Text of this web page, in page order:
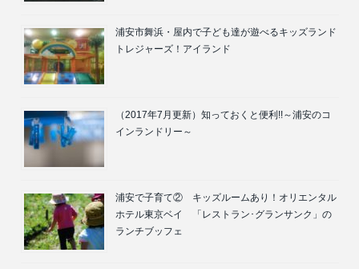
浦安市舞浜・屋内で子ども達が遊べるキッズランド
トレジャーズ！アイランド
（2017年7月更新）知っておくと便利!!～浦安のコ
インランドリー～
浦安で子育て② キッズルームあり！オリエンタル
ホテル東京ベイ 「レストラン･グランサンク」の
ランチブッフェ